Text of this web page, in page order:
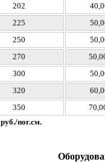
202
225
250
270
300
320
350
пог.см.